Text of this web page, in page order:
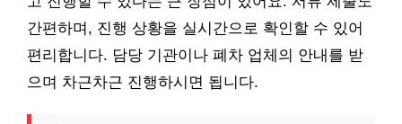
간편하며, 진행 상황을 실시간으로 확인할 수 있어
편리합니다. 담당 기관이나 폐차 업체의 안내를 받
으며 차근차근 진행하시면 됩니다.